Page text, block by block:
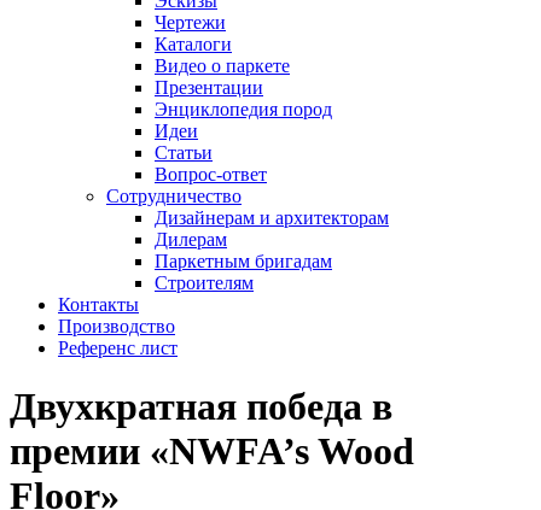
Чертежи
Каталоги
Видео о паркете
Презентации
Энциклопедия пород
Идеи
Статьи
Вопрос-ответ
Сотрудничество
Дизайнерам и архитекторам
Дилерам
Паркетным бригадам
Строителям
Контакты
Производство
Референс лист
Двухкратная победа в
премии «NWFA’s Wood
Floor»